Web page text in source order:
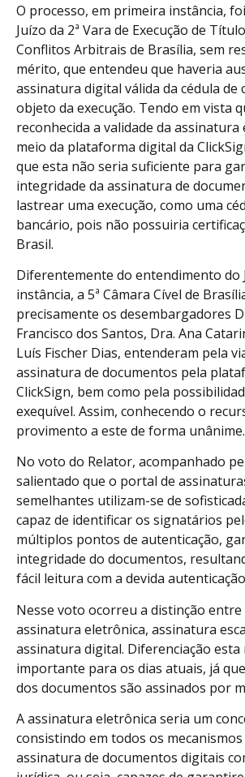
O processo, em primeira instância,
Juízo da 2ª Vara de Execução de
Conflitos Arbitrais de Brasília, sem
mérito, que entendeu que haveria
assinatura digital válida da cédula de
objeto da execução. Tendo em vista
reconhecida a validade da
meio da plataforma digital da
que esta não seria suficiente para
integridade da assinatura de
lastrear uma execução, como uma
bancário, pois não possuiria
Brasil.
Diferentemente do entendimento do
instância, a 5ª Câmara Cível de
precisamente os desembargadores
Francisco dos Santos, Dra. Ana
Luís Fischer Dias, entenderam pela
assinatura de documentos pela
ClickSign, bem como pela
exequível. Assim, conhecendo o
provimento a este de forma unânime.
No voto do Relator, acompanhado
salientado que o portal de
semelhantes utilizam-se de
capaz de identificar os signatários
múltiplos pontos de autenticação,
integridade do documentos,
fácil leitura com a devida
Nesse voto ocorreu a distinção entre
assinatura eletrônica, assinatura
assinatura digital. Diferenciação esta
importante para os dias atuais, já
dos documentos são assinados por
A assinatura eletrônica seria um
consistindo em todos os
assinatura de documentos digitais